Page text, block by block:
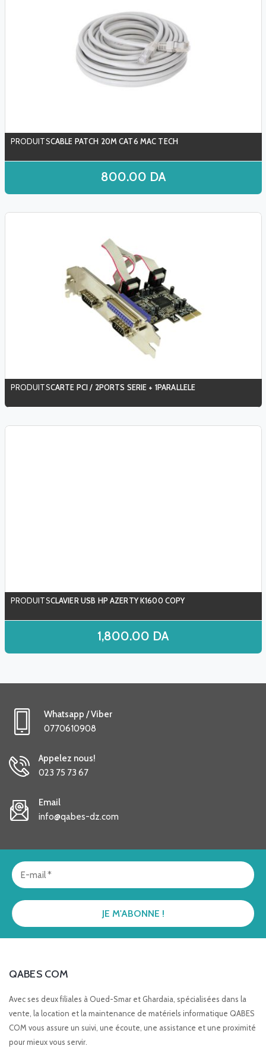
CABLE PATCH 20M CAT6 MAC TECH
800.00 DA
CARTE PCI / 2PORTS SERIE + 1PARALLELE
CLAVIER USB HP AZERTY K1600 COPY
1,800.00 DA
Whatsapp / Viber
0770610908
Appelez nous!
023 75 73 67
Email
info@qabes-dz.com
QABES COM
Avec ses deux filiales à Oued-Smar et Ghardaia, spécialisées dans la
vente, la location et la maintenance de matériels informatique QABES
COM vous assure un suivi, une écoute, une assistance et une proximité
pour mieux vous servir.